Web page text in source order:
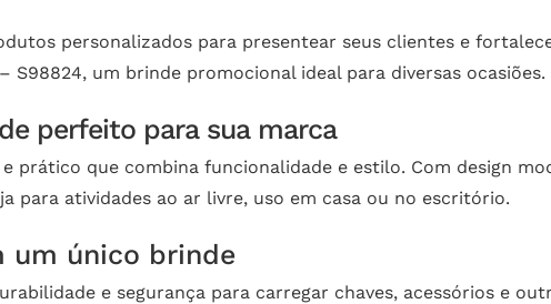
personalizados para presentear seus clientes e
S98824, um brinde promocional ideal para diversas ocasiões.
perfeito para sua marca
prático que combina funcionalidade e estilo. Com design
para atividades ao ar livre, uso em casa ou no escritório.
um único brinde
e segurança para carregar chaves, acessórios e